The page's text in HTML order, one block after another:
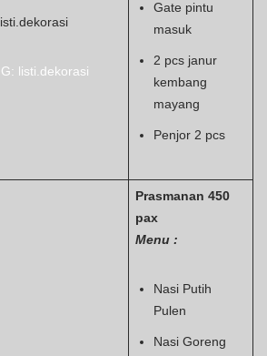
listi.dekorasi
IG: listi.dekorasi
Gate pintu
masuk
2 pcs janur
kembang
mayang
Penjor 2 pcs
Prasmanan 450
pax
Menu :
Nasi Putih
Pulen
Nasi Goreng